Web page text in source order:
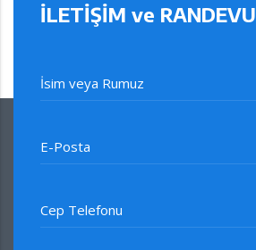
İLETİŞİM ve RANDEVU
İsim veya Rumuz
E-Posta
Cep Telefonu